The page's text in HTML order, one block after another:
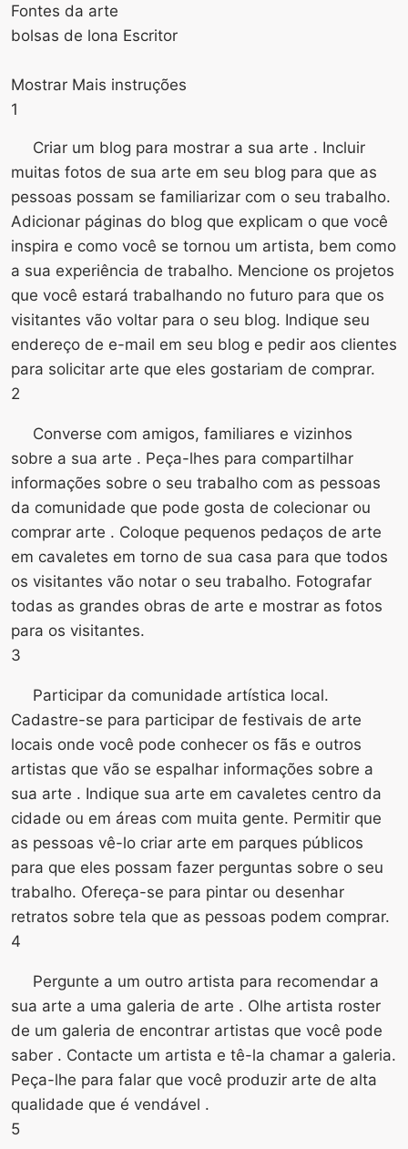
Fontes da arte
bolsas de lona Escritor
Mostrar Mais instruções
1
Criar um blog para mostrar a sua arte . Incluir
muitas fotos de sua arte em seu blog para que as
pessoas possam se familiarizar com o seu trabalho.
Adicionar páginas do blog que explicam o que você
inspira e como você se tornou um artista, bem como
a sua experiência de trabalho. Mencione os projetos
que você estará trabalhando no futuro para que os
visitantes vão voltar para o seu blog. Indique seu
endereço de e-mail em seu blog e pedir aos clientes
para solicitar arte que eles gostariam de comprar.
2
Converse com amigos, familiares e vizinhos
sobre a sua arte . Peça-lhes para compartilhar
informações sobre o seu trabalho com as pessoas
da comunidade que pode gosta de colecionar ou
comprar arte . Coloque pequenos pedaços de arte
em cavaletes em torno de sua casa para que todos
os visitantes vão notar o seu trabalho. Fotografar
todas as grandes obras de arte e mostrar as fotos
para os visitantes.
3
Participar da comunidade artística local.
Cadastre-se para participar de festivais de arte
locais onde você pode conhecer os fãs e outros
artistas que vão se espalhar informações sobre a
sua arte . Indique sua arte em cavaletes centro da
cidade ou em áreas com muita gente. Permitir que
as pessoas vê-lo criar arte em parques públicos
para que eles possam fazer perguntas sobre o seu
trabalho. Ofereça-se para pintar ou desenhar
retratos sobre tela que as pessoas podem comprar.
4
Pergunte a um outro artista para recomendar a
sua arte a uma galeria de arte . Olhe artista roster
de um galeria de encontrar artistas que você pode
saber . Contacte um artista e tê-la chamar a galeria.
Peça-lhe para falar que você produzir arte de alta
qualidade que é vendável .
5